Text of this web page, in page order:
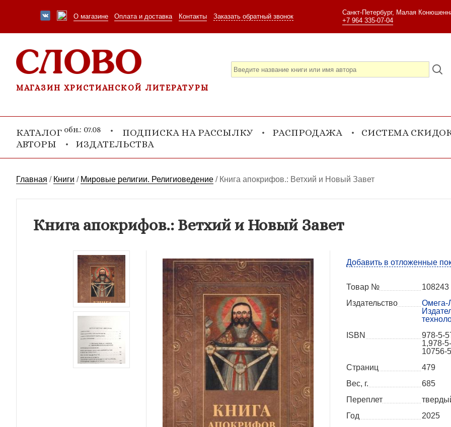
О магазине Оплата и доставка Контакты Заказать обратный звонок
Санкт-Петербург, Малая
+7 964 335-07-04
МАГАЗИН ХРИСТИАНСКОЙ ЛИТЕРАТУРЫ
КАТАЛОГ обн.: 07.08 ПОДПИСКА НА РАССЫЛКУ РАСПРОДАЖА
СИСТЕМА
АВТОРЫ
ИЗДАТЕЛЬСТВА
Главная / Книги / Мировые религии. Религиоведение / Книга апокрифов.: Ветхий и Новый Завет
Книга апокрифов.: Ветхий и Новый Завет
Добавить в отложенные
Товар №
108243
Издательство
Омега-
ISBN
978-5-
1,978-
10756-5
Страниц
479
Вес, г.
685
Переплет
Год
2025